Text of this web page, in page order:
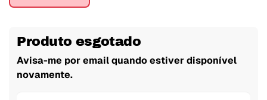
Produto esgotado
Avisa-me por email quando estiver disponível
novamente.